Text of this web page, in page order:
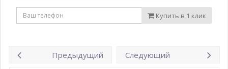
Купить в 1 клик
Предыдущий Следующий